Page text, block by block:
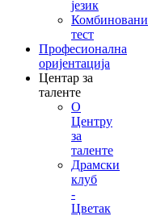
језик
Комбиновани
тест
Професионална
оријентација
Центар за
таленте
О
Центру
за
таленте
Драмски
клуб
-
Цветак